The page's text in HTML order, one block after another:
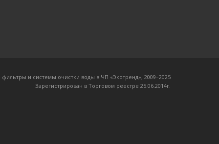
и системы очистки воды в ЧП «Экотренд», 2009–2025
Зарегистрирован в Торговом реестре 25.06.2014г.